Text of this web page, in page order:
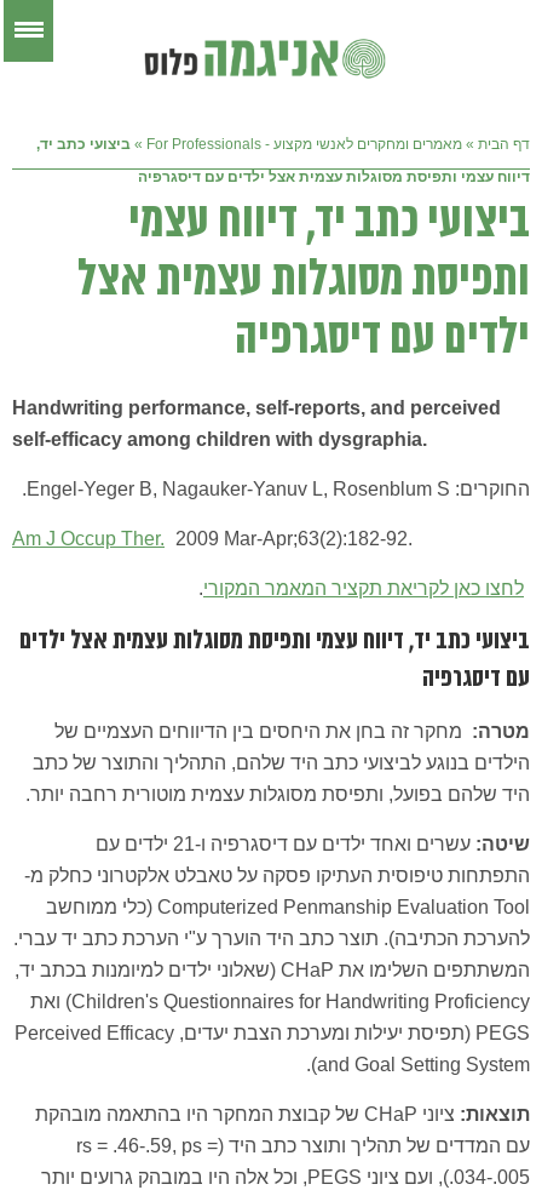
דף הבית » מאמרים ומחקרים לאנשי מקצוע - For Professionals » ביצועי כתב יד,
דיווח עצמי ותפיסת מסוגלות עצמית אצל ילדים עם דיסגרפיה
ביצועי כתב יד, דיווח עצמי
ותפיסת מסוגלות עצמית אצל
ילדים עם דיסגרפיה
Handwriting performance, self-reports, and perceived
self-efficacy among children with dysgraphia.
החוקרים: Engel-Yeger B, Nagauker-Yanuv L, Rosenblum S.
Am J Occup Ther. 2009 Mar-Apr;63(2):182-92.
לחצו כאן לקריאת תקציר המאמר המקורי.
ביצועי כתב יד, דיווח עצמי ותפיסת מסוגלות עצמית אצל ילדים
עם דיסגרפיה
מטרה: מחקר זה בחן את היחסים בין הדיווחים העצמיים של
הילדים בנוגע לביצועי כתב היד שלהם, התהליך והתוצר של כתב
היד שלהם בפועל, ותפיסת מסוגלות עצמית מוטורית רחבה יותר.
שיטה:
עשרים ואחד ילדים עם דיסגרפיה ו-21 ילדים עם
התפתחות טיפוסית העתיקו פסקה על טאבלט אלקטרוני כחלק מ-
Computerized Penmanship Evaluation Tool (כלי ממוחשב
להערכת הכתיבה). תוצר כתב היד הוערך ע"י הערכת כתב יד עברי.
המשתתפים השלימו את CHaP (שאלוני ילדים למיומנות בכתב יד,
Children's Questionnaires for Handwriting Proficiency) ואת
PEGS (תפיסת יעילות ומערכת הצבת יעדים, Perceived Efficacy
and Goal Setting System).
תוצאות:
ציוני CHaP של קבוצת המחקר היו בהתאמה מובהקת
עם המדדים של תהליך ותוצר כתב היד (rs = .46-.59, ps =
.034-.005), ועם ציוני PEGS, וכל אלה היו במובהק גרועים יותר